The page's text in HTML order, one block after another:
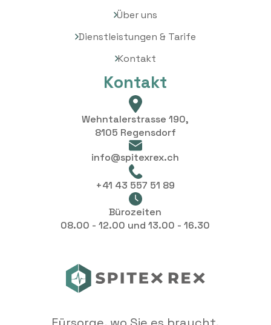
Über uns
Dienstleistungen & Tarife
Kontakt
Kontakt
Wehntalerstrasse 190,
8105 Regensdorf
info@spitexrex.ch
+41 43 557 51 89
Bürozeiten
08.00 - 12.00 und 13.00 - 16.30